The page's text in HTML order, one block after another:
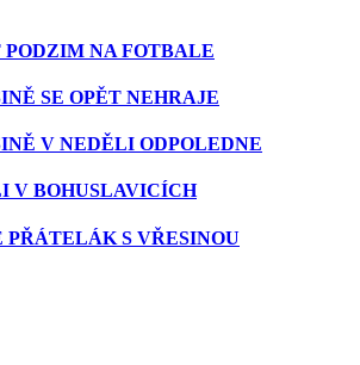
PODZIM NA FOTBALE
SE OPĚT NEHRAJE
V NEDĚLI ODPOLEDNE
V BOHUSLAVICÍCH
PŘÁTELÁK S VŘESINOU